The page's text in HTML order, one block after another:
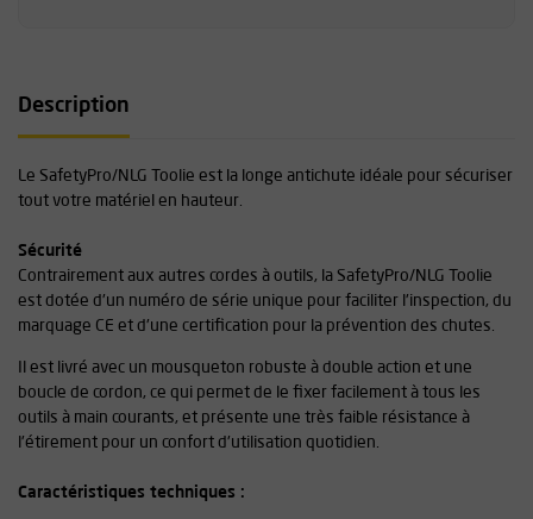
Description
Le SafetyPro/NLG Toolie est la longe antichute idéale pour sécuriser
tout votre matériel en hauteur.
Sécurité
Contrairement aux autres cordes à outils, la SafetyPro/NLG Toolie
est dotée d'un numéro de série unique pour faciliter l'inspection, du
marquage CE et d'une certification pour la prévention des chutes.
Il est livré avec un mousqueton robuste à double action et une
boucle de cordon, ce qui permet de le fixer facilement à tous les
outils à main courants, et présente une très faible résistance à
l'étirement pour un confort d'utilisation quotidien.
Caractéristiques techniques :